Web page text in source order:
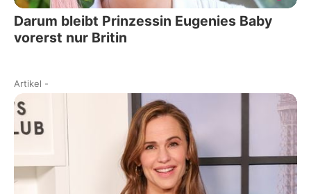
Darum bleibt Prinzessin Eugenies Baby
vorerst nur Britin
Artikel -